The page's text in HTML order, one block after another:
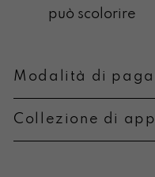
può scolorire
Modalità di
Collezione di